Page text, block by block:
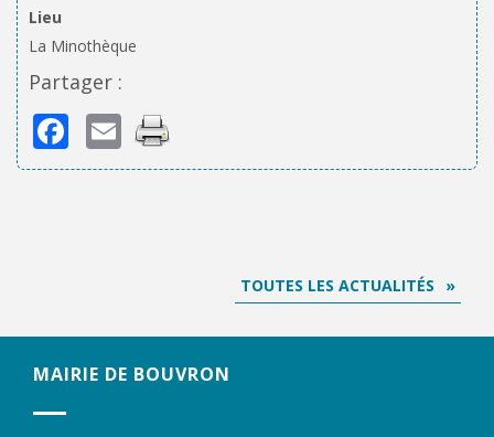
Lieu
La Minothèque
Partager :
Facebook
Email
TOUTES LES ACTUALITÉS
MAIRIE DE BOUVRON